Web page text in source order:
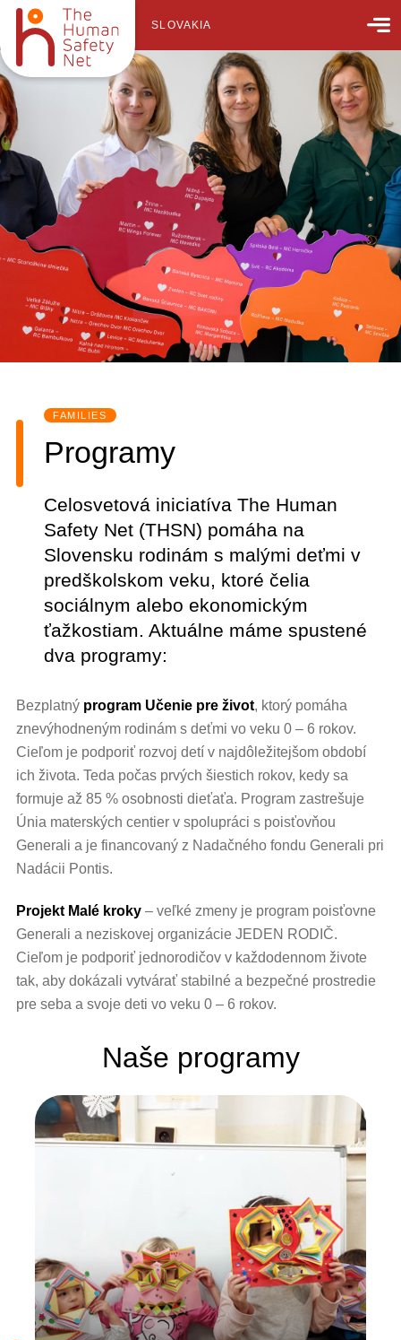
SLOVAKIA
FAMILIES
Programy
Celosvetová iniciatíva The Human
Safety Net (THSN) pomáha na
Slovensku rodinám s malými deťmi v
predškolskom veku, ktoré čelia
sociálnym alebo ekonomickým
ťažkostiam. Aktuálne máme spustené
dva programy:
Bezplatný program Učenie pre život, ktorý pomáha
znevýhodneným rodinám s deťmi vo veku 0 – 6 rokov.
Cieľom je podporiť rozvoj detí v najdôležitejšom období
ich života. Teda počas prvých šiestich rokov, kedy sa
formuje až 85 % osobnosti dieťaťa. Program zastrešuje
Únia materských centier v spolupráci s poisťovňou
Generali a je financovaný z Nadačného fondu Generali pri
Nadácii Pontis.
Projekt Malé kroky – veľké zmeny je program poisťovne
Generali a neziskovej organizácie JEDEN RODIČ.
Cieľom je podporiť jednorodičov v každodennom živote
tak, aby dokázali vytvárať stabilné a bezpečné prostredie
pre seba a svoje deti vo veku 0 – 6 rokov.
Naše programy